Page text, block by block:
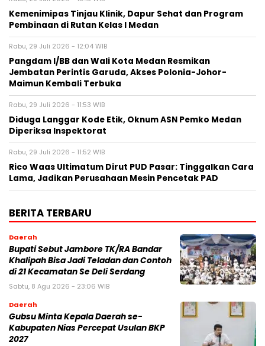
Kemenimipas Tinjau Klinik, Dapur Sehat dan Program
Pembinaan di Rutan Kelas I Medan
Rabu, 29 Juli 2026 - 12:04 WIB
Pangdam I/BB dan Wali Kota Medan Resmikan
Jembatan Perintis Garuda, Akses Polonia-Johor-
Maimun Kembali Terbuka
Rabu, 29 Juli 2026 - 11:53 WIB
Diduga Langgar Kode Etik, Oknum ASN Pemko Medan
Diperiksa Inspektorat
Rabu, 29 Juli 2026 - 11:52 WIB
Rico Waas Ultimatum Dirut PUD Pasar: Tinggalkan Cara
Lama, Jadikan Perusahaan Mesin Pencetak PAD
BERITA TERBARU
Daerah
Bupati Sebut Jambore TK/RA Bandar
Khalipah Bisa Jadi Teladan dan Contoh
di 21 Kecamatan Se Deli Serdang
Sabtu, 8 Agu 2026 - 23:06 WIB
Daerah
Gubsu Minta Kepala Daerah se-
Kabupaten Nias Percepat Usulan BKP
2027